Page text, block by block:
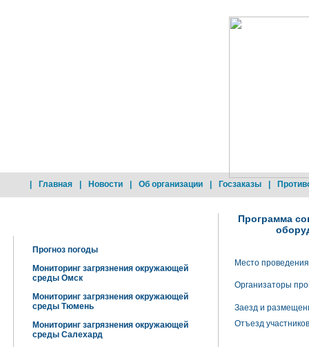
Главная Новости Об организации Госзаказы
Прогноз погоды
Мониторинг загрязнения окружающей
среды Омск
Мониторинг загрязнения окружающей
среды Тюмень
Мониторинг загрязнения окружающей
среды Салехард
Программа
Место
Организаторы
Заезд и
Отъезд